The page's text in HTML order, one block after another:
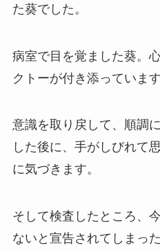
た葵でした。
病室で目を覚ました葵。
クトーが付き添っています
意識を取り戻して、順調
した後に、手がしびれて
に気づきます。
そして検査したところ、
ないと宣告されてしまっ